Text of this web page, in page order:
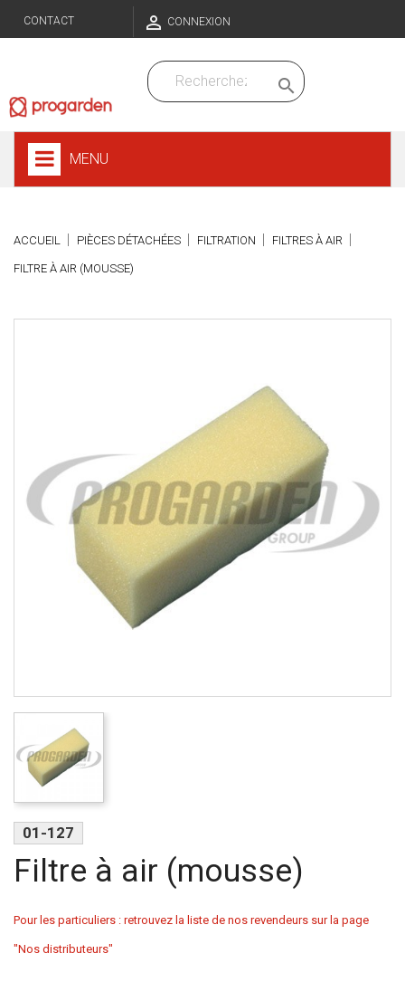
CONTACT  CONNEXION

MENU
ACCUEIL PIÈCES DÉTACHÉES FILTRATION FILTRES À AIR
FILTRE À AIR (MOUSSE)
01-127
Filtre à air (mousse)
Pour les particuliers : retrouvez la liste de nos revendeurs sur la page
"Nos distributeurs"